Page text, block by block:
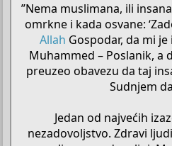
”Nema muslimana, ili
omrkne i kada osvane:
Allah Gospodar, da mi
Muhammed – Poslanik, a
preuzeo obavezu da taj
Sudnjem
Jedan od najvećih
nezadovoljstvo. Zdravi